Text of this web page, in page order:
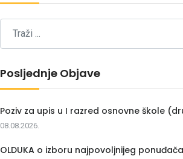
Posljednje Objave
Poziv za upis u I razred osnovne škole
08.08.2026.
OLDUKA o izboru najpovoljnijeg